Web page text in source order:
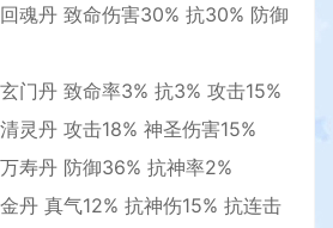
致命伤害30% 抗30% 防御
致命率3% 抗3% 攻击15%
攻击18% 神圣伤害15%
防御36% 抗神率2%
真气12% 抗神伤15% 抗连击